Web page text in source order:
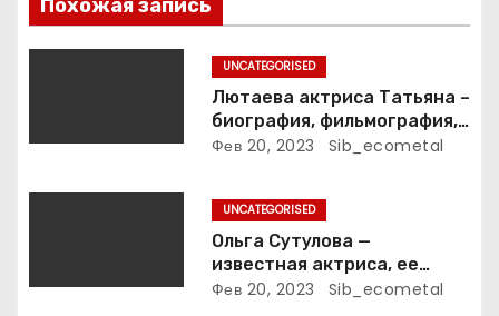
п
о
а
п
с
Похожая запись
UNCATEGORISED
Лютаева актриса Татьяна –
биография, фильмография,
достижения
Фев 20, 2023 Sib_ecometal
UNCATEGORISED
Ольга Сутулова —
известная актриса, ее
биография, достижения и
Фев 20, 2023 Sib_ecometal